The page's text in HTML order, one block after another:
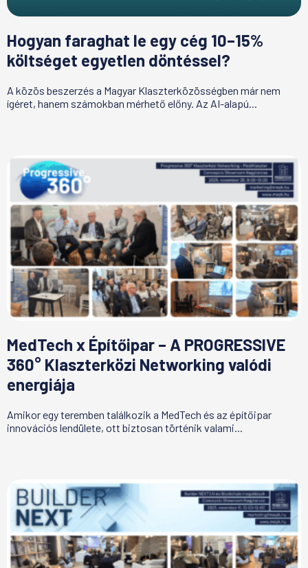
Hogyan faraghat le egy cég 10–15%
költséget egyetlen döntéssel?
A közös beszerzés a Magyar Klaszterközösségben már nem
ígéret, hanem számokban mérhető előny. Az AI-alapú...
MedTech x Építőipar – A PROGRESSIVE
360° Klaszterközi Networking valódi
energiája
Amikor egy teremben találkozik a MedTech és az építőipar
innovációs lendülete, ott biztosan történik valami...